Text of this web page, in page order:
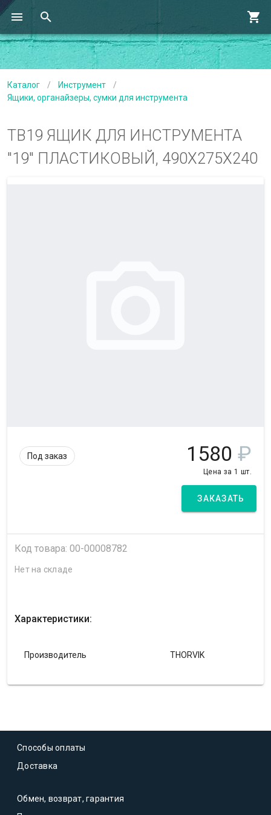
Каталог / Инструмент
/
Ящики, органайзеры, сумки для инструмента
TB19 ЯЩИК ДЛЯ ИНСТРУМЕНТА
"19" ПЛАСТИКОВЫЙ, 490Х275Х240
Под заказ 1580 ₽
Цена за 1 шт.
ЗАКАЗАТЬ
Код товара: 00-00008782
Нет на складе
Характеристики:
Производитель THORVIK
Способы оплаты
Доставка
Обмен, возврат, гарантия